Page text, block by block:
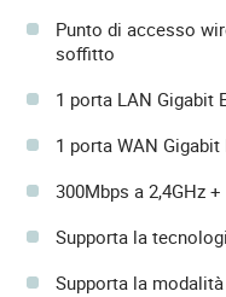
Punto di accesso
soffitto
1 porta LAN Gigabit
1 porta WAN
300Mbps a 2,4GHz
Supporta la
Supporta la